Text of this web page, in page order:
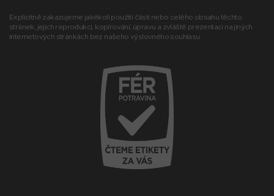
Explicitně zakazujeme jakékoli použití části nebo celého obsahu těchto
stránek, jejich reprodukci, kopírování, úpravu a zvláště prezentaci na jiných
internetových stránkách bez našeho výslovného souhlasu.